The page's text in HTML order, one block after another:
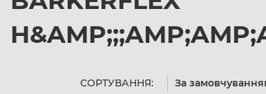
СОРТУВАННЯ: За